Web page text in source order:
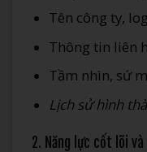
Tên công ty,
Thông tin liên
Tầm nhìn, sứ
Lịch sử hình
2. Năng lực cốt lõi và